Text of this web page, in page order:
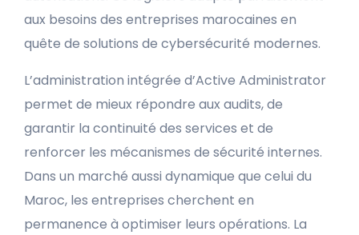
aux besoins des entreprises marocaines en
quête de solutions de cybersécurité modernes.
L’administration intégrée d’Active Administrator
permet de mieux répondre aux audits, de
garantir la continuité des services et de
renforcer les mécanismes de sécurité internes.
Dans un marché aussi dynamique que celui du
Maroc, les entreprises cherchent en
permanence à optimiser leurs opérations. La